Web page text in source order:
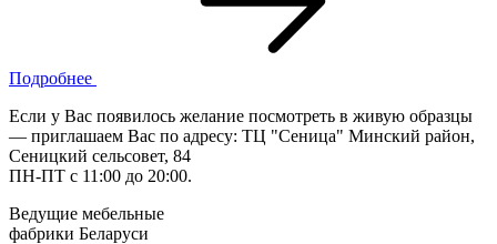
Подробнее
Если у Вас появилось желание посмотреть в живую образцы
— приглашаем Вас по адресу: ТЦ "Сеница" Минский район,
Сеницкий сельсовет, 84
ПН-ПТ с 11:00 до 20:00.
Ведущие мебельные
фабрики Беларуси